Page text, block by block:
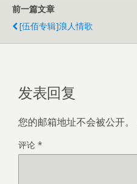
前一篇文章
[伍佰专辑]浪人情歌
发表回复
您的邮箱地址不会被公开。
评论 *